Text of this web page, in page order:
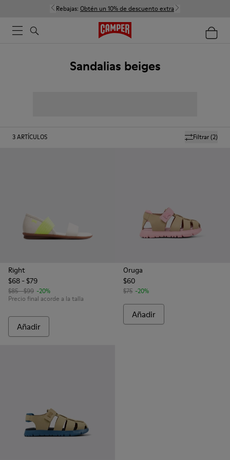
Rebajas: Obtén un 10% de descuento extra
Sandalias beiges
Filtrar(2)
3ARTÍCULOS
Right
$68 - $79
$85 - $99 -20%
Precio final acorde a la talla
Añadir
Oruga
$60
$75 -20%
Añadir